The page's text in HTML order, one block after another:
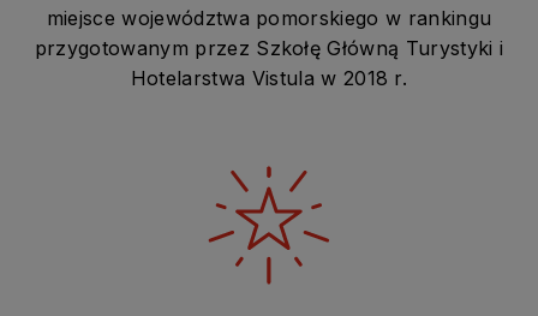
miejsce województwa pomorskiego w rankingu
przygotowanym przez Szkołę Główną Turystyki i
Hotelarstwa Vistula w 2018 r.